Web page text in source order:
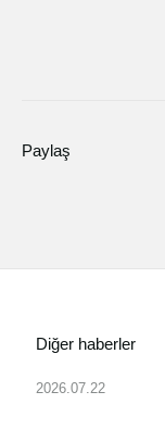
Paylaş
Diğer haberler
2026.07.22